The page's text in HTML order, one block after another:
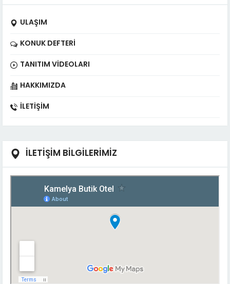
ULAŞIM
KONUK DEFTERI
TANITIM VIDEOLARI
HAKKIMIZDA
İLETIŞIM
İLETİŞİM BİLGİLERİMİZ